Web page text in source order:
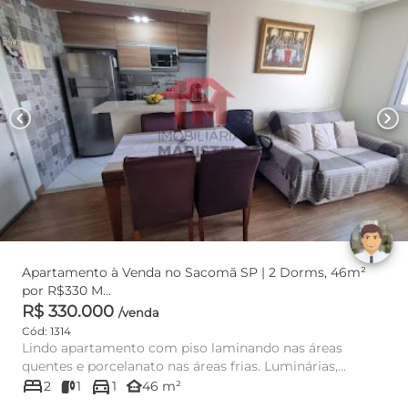
chevron_left chevron_right
Apartamento à Venda no Sacomã SP | 2 Dorms, 46m²
por R$330 M...
R$ 330.000 /venda
Cód: 1314
Lindo apartamento com piso laminando nas áreas
quentes e porcelanato nas áreas frias. Luminárias,
armários planejados d...
bed2 1 directions_car1 other_houses46 m²